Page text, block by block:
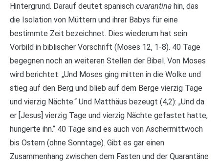
Hintergrund. Darauf deutet spanisch cuarantina hin, das
die Isolation von Müttern und ihrer Babys für eine
bestimmte Zeit bezeichnet. Dies wiederum hat sein
Vorbild in biblischer Vorschrift (Moses 12, 1-8). 40 Tage
begegnen noch an weiteren Stellen der Bibel. Von Moses
wird berichtet: „Und Moses ging mitten in die Wolke und
stieg auf den Berg und blieb auf dem Berge vierzig Tage
und vierzig Nächte.“ Und Matthäus bezeugt (4,2): „Und da
er [Jesus] vierzig Tage und vierzig Nächte gefastet hatte,
hungerte ihn.“ 40 Tage sind es auch von Aschermittwoch
bis Ostern (ohne Sonntage). Gibt es gar einen
Zusammenhang zwischen dem Fasten und der Quarantäne